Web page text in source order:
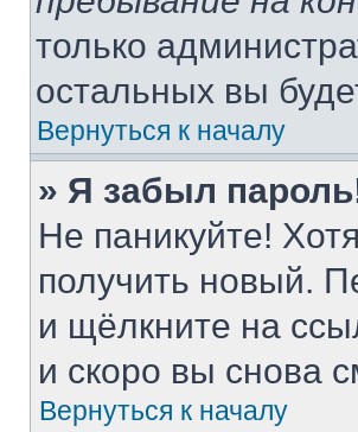
только
остальных вы
Вернуться к началу
» Я забыл
Не паникуйте!
получить новый.
и щёлкните на
и скоро вы снова
Вернуться к началу